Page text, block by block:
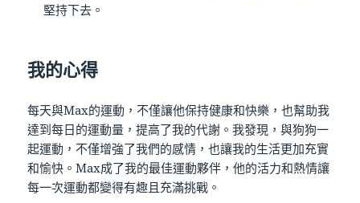
堅持下去。
我的心得
每天與Max的運動，不僅讓他保持健康和快樂，也幫助我
達到每日的運動量，提高了我的代謝。我發現，與狗狗一
起運動，不僅增強了我們的感情，也讓我的生活更加充實
和愉快。Max成了我的最佳運動夥伴，他的活力和熱情讓
每一次運動都變得有趣且充滿挑戰。